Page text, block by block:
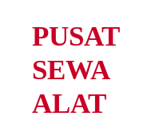
PUSAT
SEWA
ALAT